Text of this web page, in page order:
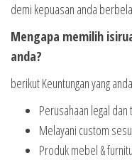
demi kepuasan anda
Mengapa memilih
anda?
berikut Keuntungan yang
Perusahaan legal
Melayani custom
Produk mebel &